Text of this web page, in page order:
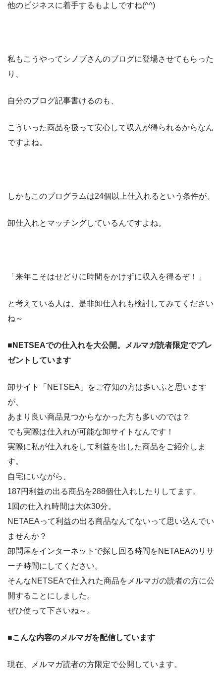
他のビジネスに着手するもよしですね(^^)
私もこうやってシノブさんのブログに登場させてもらった
り、
自分のブログ記事書けるのも、
こういった商品を扱って安心して収入が得られるからなん
ですよね。
しかもこのプログラムは24個以上仕入れるという条件が、
卸仕入れとマッチングしているんですよね。
「来年こそはせどりに時間をかけずに収入を得るぞ！」
と考えている人は、是非卸仕入れも検討してみてください
ね～
■NETSEAでの仕入れを大公開。メルマガ読者限定でプレ
ゼントしています
卸サイト「 NETSEA 」をご存知の方は多いふと思います
が、
あまり良い商品見つからなかった方も多いのでは？
でも実際は仕入れが可能な卸サイトなんです！
実際に私が仕入れをして利益を出した商品をご紹介しま
す。
自宅にいながら、
187円利益の出る商品を288個仕入れしたりしてます。
1回の仕入れ時間は大体30分。
NETAEAって利益の出る商品なんてないって思い込んでい
ませんか？
卸問屋をインターネットで探し回る時間をNETAEAのリサ
ーチ時間にしてください。
そんなNETSEAで仕入れた商品をメルマガの読者の方に公
開することにしました。
ぜひ使って下さいね～。
■こんな内容のメルマガを配信しています
現在、メルマガ読者の方限定で公開しています。